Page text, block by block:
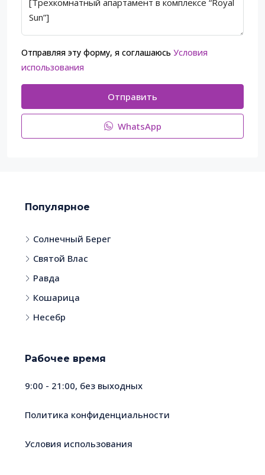
Отправляя эту форму, я соглашаюсь Условия
использования
Отправить
WhatsApp
Популярное
Солнечный Берег
Святой Влас
Равда
Кошарица
Несебр
Рабочее время
9:00 - 21:00, без выходных
Политика конфиденциальности
Условия использования